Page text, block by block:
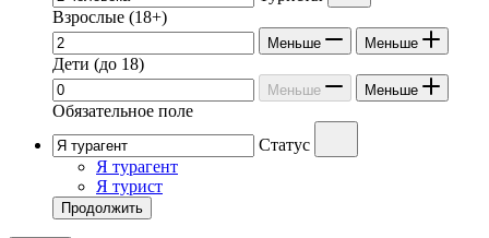
Взрослые (18+)
Меньше Меньше
Дети (до 18)
Меньше Меньше
Обязательное поле
Статус
Я турагент
Я турист
Продолжить